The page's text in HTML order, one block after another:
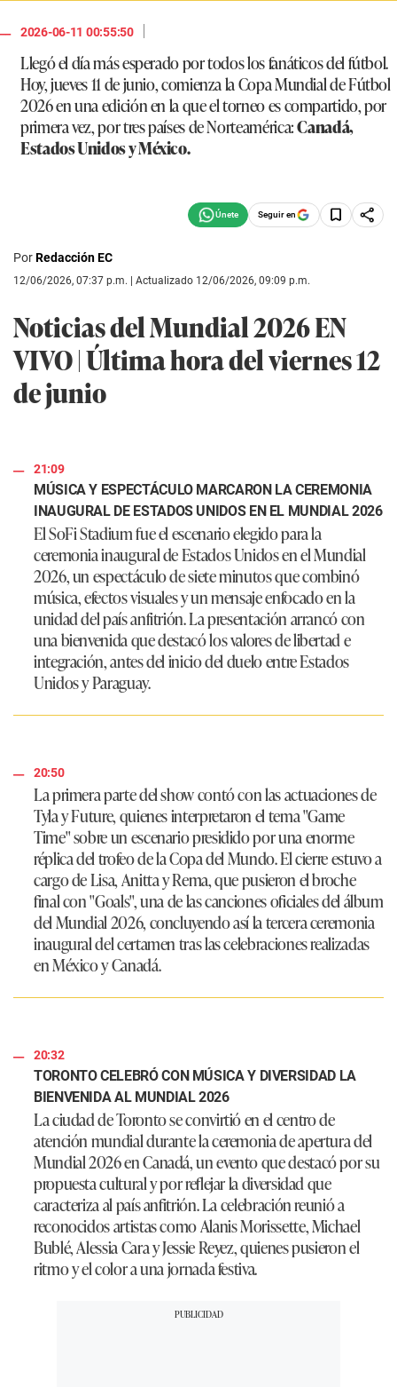
2026-06-11 00:55:50
|
Llegó el día más esperado por todos los fanáticos del fútbol.
Hoy, jueves 11 de junio, comienza la Copa Mundial de Fútbol
2026 en una edición en la que el torneo es compartido, por
primera vez, por tres países de Norteamérica:Canadá,
Estados Unidos y México.
Seguir en
PorRedacción EC
12/06/2026, 07:37 p.m. | Actualizado 12/06/2026, 09:09 p.m.
Noticias del Mundial 2026 EN
VIVO | Última hora del viernes 12
de junio
21:09
MÚSICA Y ESPECTÁCULO MARCARON LA CEREMONIA
INAUGURAL DE ESTADOS UNIDOS EN EL MUNDIAL 2026
El SoFi Stadium fue el escenario elegido para la
ceremonia inaugural de Estados Unidos en el Mundial
2026, un espectáculo de siete minutos que combinó
música, efectos visuales y un mensaje enfocado en la
unidad del país anfitrión. La presentación arrancó con
una bienvenida que destacó los valores de libertad e
integración, antes del inicio del duelo entre Estados
Unidos y Paraguay.
20:50
La primera parte del show contó con las actuaciones de
Tyla y Future, quienes interpretaron el tema "Game
Time" sobre un escenario presidido por una enorme
réplica del trofeo de la Copa del Mundo. El cierre estuvo a
cargo de Lisa, Anitta y Rema, que pusieron el broche
final con "Goals", una de las canciones oficiales del álbum
del Mundial 2026, concluyendo así la tercera ceremonia
inaugural del certamen tras las celebraciones realizadas
en México y Canadá.
20:32
TORONTO CELEBRÓ CON MÚSICA Y DIVERSIDAD LA
BIENVENIDA AL MUNDIAL 2026
La ciudad de Toronto se convirtió en el centro de
atención mundial durante la ceremonia de apertura del
Mundial 2026 en Canadá, un evento que destacó por su
propuesta cultural y por reflejar la diversidad que
caracteriza al país anfitrión. La celebración reunió a
reconocidos artistas como Alanis Morissette, Michael
Bublé, Alessia Cara y Jessie Reyez, quienes pusieron el
ritmo y el color a una jornada festiva.